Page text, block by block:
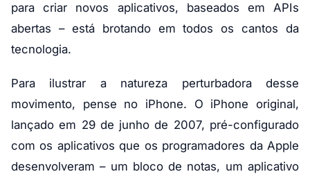
para criar novos aplicativos, baseados em APIs
abertas – está brotando em todos os cantos da
tecnologia.
Para ilustrar a natureza perturbadora desse
movimento, pense no iPhone. O iPhone original,
lançado em 29 de junho de 2007, pré-configurado
com os aplicativos que os programadores da Apple
desenvolveram – um bloco de notas, um aplicativo